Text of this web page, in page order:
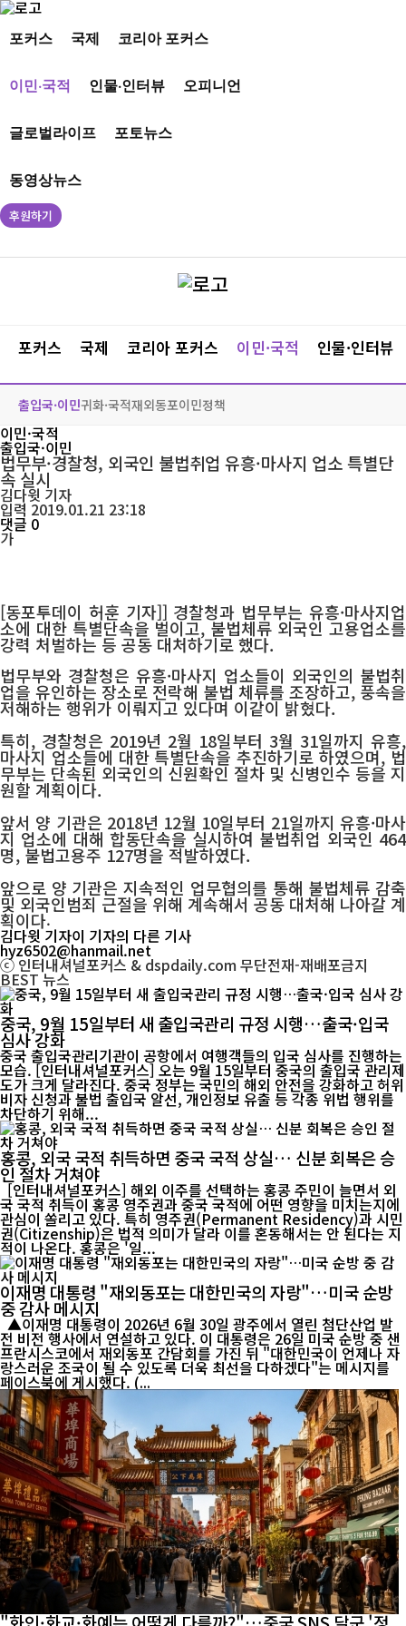
포커스 국제 코리아 포커스
이민·국적 인물·인터뷰 오피니언
글로벌라이프 포토뉴스
동영상뉴스
후원하기
포커스 국제 코리아 포커스 이민·국적 인물·인터뷰
출입국·이민귀화·국적재외동포이민정책
이민·국적
출입국·이민
법무부·경찰청, 외국인 불법취업 유흥·마사지 업소 특별단
속 실시
김다윗 기자
입력 2019.01.21 23:18
댓글 0
가
[동포투데이 허훈 기자]] 경찰청과 법무부는 유흥·마사지업
소에 대한 특별단속을 벌이고, 불법체류 외국인 고용업소를
강력 처벌하는 등 공동 대처하기로 했다.
법무부와 경찰청은 유흥·마사지 업소들이 외국인의 불법취
업을 유인하는 장소로 전락해 불법 체류를 조장하고, 풍속을
저해하는 행위가 이뤄지고 있다며 이같이 밝혔다.
특히, 경찰청은 2019년 2월 18일부터 3월 31일까지 유흥,
마사지 업소들에 대한 특별단속을 추진하기로 하였으며, 법
무부는 단속된 외국인의 신원확인 절차 및 신병인수 등을 지
원할 계획이다.
앞서 양 기관은 2018년 12월 10일부터 21일까지 유흥·마사
지 업소에 대해 합동단속을 실시하여 불법취업 외국인 464
명, 불법고용주 127명을 적발하였다.
앞으로 양 기관은 지속적인 업무협의를 통해 불법체류 감축
및 외국인범죄 근절을 위해 계속해서 공동 대처해 나아갈 계
획이다.
김다윗 기자이 기자의 다른 기사
hyz6502@hanmail.net
ⓒ 인터내셔널포커스 & dspdaily.com 무단전재-재배포금지
BEST뉴스
중국, 9월 15일부터 새 출입국관리 규정 시행…출국·입국
심사 강화
중국 출입국관리기관이 공항에서 여행객들의 입국 심사를 진행하는
모습. [인터내셔널포커스] 오는 9월 15일부터 중국의 출입국 관리제
도가 크게 달라진다. 중국 정부는 국민의 해외 안전을 강화하고 허위
비자 신청과 불법 출입국 알선, 개인정보 유출 등 각종 위법 행위를
차단하기 위해...
홍콩, 외국 국적 취득하면 중국 국적 상실… 신분 회복은 승
인 절차 거쳐야
[인터내셔널포커스] 해외 이주를 선택하는 홍콩 주민이 늘면서 외
국 국적 취득이 홍콩 영주권과 중국 국적에 어떤 영향을 미치는지에
관심이 쏠리고 있다. 특히 영주권(Permanent Residency)과 시민
권(Citizenship)은 법적 의미가 달라 이를 혼동해서는 안 된다는 지
적이 나온다. 홍콩은 '일...
이재명 대통령 "재외동포는 대한민국의 자랑"…미국 순방
중 감사 메시지
▲이재명 대통령이 2026년 6월 30일 광주에서 열린 첨단산업 발
전 비전 행사에서 연설하고 있다. 이 대통령은 26일 미국 순방 중 샌
프란시스코에서 재외동포 간담회를 가진 뒤 "대한민국이 언제나 자
랑스러운 조국이 될 수 있도록 더욱 최선을 다하겠다"는 메시지를
페이스북에 게시했다. (...